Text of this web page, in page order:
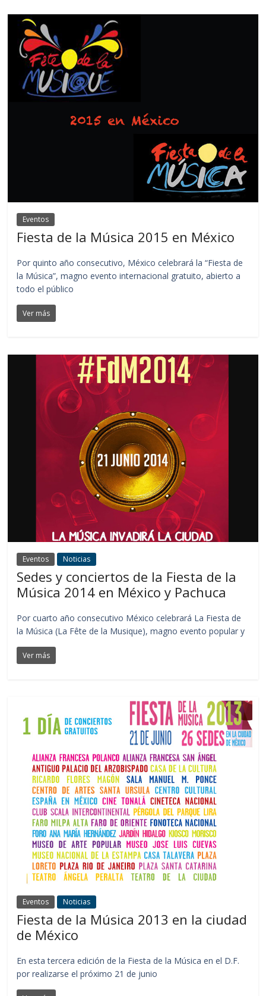
Eventos
Fiesta de la Música 2015 en México
Por quinto año consecutivo, México celebrará la “Fiesta de
la Música”, magno evento internacional gratuito, abierto a
todo el público
Ver más
Eventos Noticias
Sedes y conciertos de la Fiesta de la
Música 2014 en México y Pachuca
Por cuarto año consecutivo México celebrará La Fiesta de
la Música (La Fête de la Musique), magno evento popular y
Ver más
Eventos Noticias
Fiesta de la Música 2013 en la ciudad
de México
En esta tercera edición de la Fiesta de la Música en el D.F.
por realizarse el próximo 21 de junio